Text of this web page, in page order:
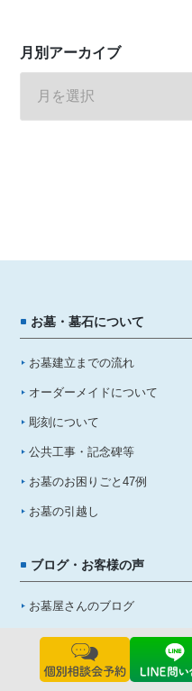
月別アーカイブ
お墓・墓石について
お墓建立までの流れ
オーダーメイドについて
彫刻について
公共工事・記念碑等
お墓のお困りごと47例
お墓の引越し
ブログ・お客様の声
お墓屋さんのブログ
お客様の声